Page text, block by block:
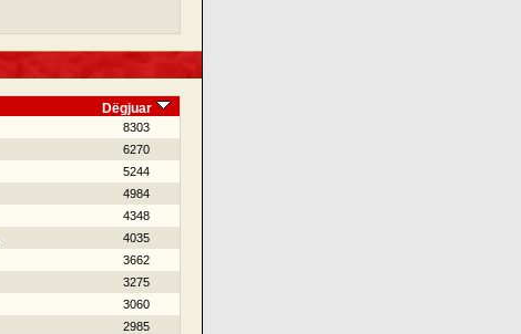
Dëgjuar
8303
6270
5244
4984
4348
4035
3662
3275
3060
2985